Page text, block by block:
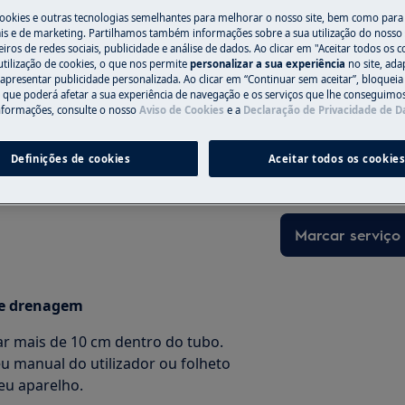
bloqueio da bomba de
(integrada e independente)
drenagem
mais de 10 cm dentro do tubo.
manual do utilizador ou folheto
aparelho.
Para a loja
Precisa de
Não se
assistência
Marcar serviço
e outras tecnologias semelhantes para melhorar o nosso site, bem como
e de marketing. Partilhamos também informações sobre a sua utilização do nosso
de redes sociais, publicidade e análise de dados. Ao clicar em "Aceitar todos os
de cookies, o que nos permite personalizar a sua experiência no site,
publicidade personalizada. Ao clicar em “Continuar sem aceitar”,
que poderá afetar a sua experiência de navegação e os serviços que lhe
consulte o nosso Aviso de Cookies e a Declaração de Privacidade de
Definições de cookies Aceitar todos os cookies